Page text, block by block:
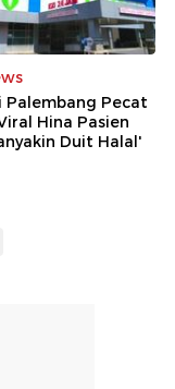
Palembang Pecat
Hina Pasien
Duit Halal'